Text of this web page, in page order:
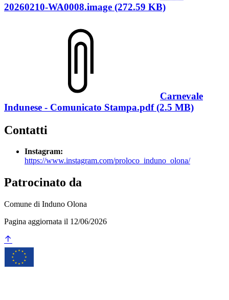
20260210-WA0008.image (272.59 KB)
Carnevale
Indunese - Comunicato Stampa.pdf (2.5 MB)
Contatti
Instagram:
https://www.instagram.com/proloco_induno_olona/
Patrocinato da
Comune di Induno Olona
Pagina aggiornata il 12/06/2026